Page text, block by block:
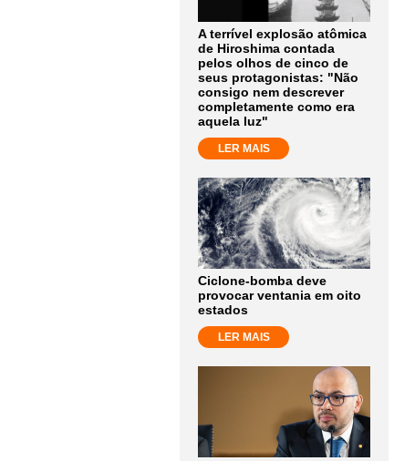
A terrível explosão atômica
de Hiroshima contada
pelos olhos de cinco de
seus protagonistas: "Não
consigo nem descrever
completamente como era
aquela luz"
LER MAIS
Ciclone-bomba deve
provocar ventania em oito
estados
LER MAIS